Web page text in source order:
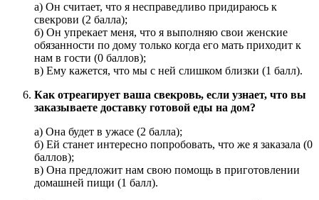
а) Он считает, что я несправедливо придираюсь к
свекрови (2 балла);
б) Он упрекает меня, что я выполняю свои женские
обязанности по дому только когда его мать приходит к
нам в гости (0 баллов);
в) Ему кажется, что мы с ней слишком близки (1 балл).
Как отреагирует ваша свекровь, если узнает, что вы
заказываете доставку готовой еды на дом?
а) Она будет в ужасе (2 балла);
б) Ей станет интересно попробовать, что же я заказала (0
баллов);
в) Она предложит нам свою помощь в приготовлении
домашней пищи (1 балл).